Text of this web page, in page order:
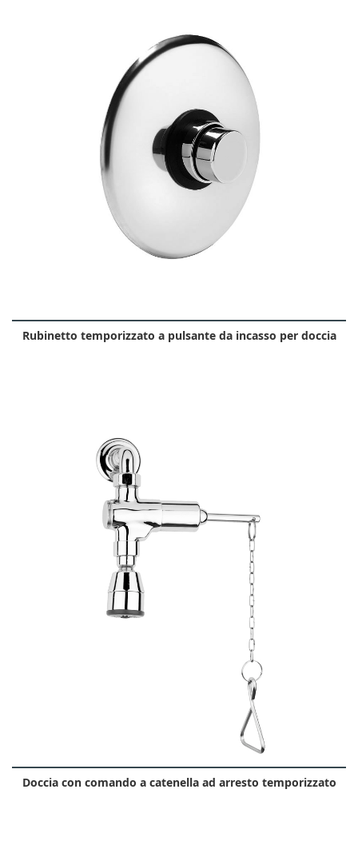
Rubinetto temporizzato a pulsante da incasso per doccia
Doccia con comando a catenella ad arresto temporizzato